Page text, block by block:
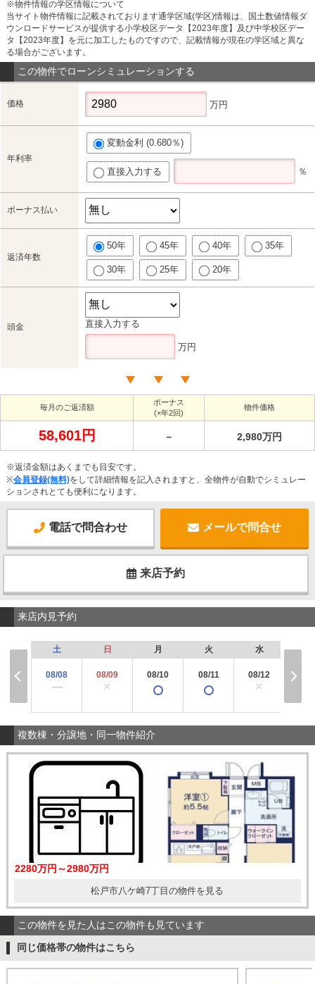
※物件情報の学区情報について
当サイト物件情報に記載されております通学区域(学区)情報は、国土数値情報ダ
ウンロードサービスが提供する小学校区データ【2023年度】及び中学校区デー
タ【2023年度】を元に加工したものですので、記載情報が現在の学区域と異な
る場合がございます。
この物件でローンシミュレーションする
価格 万円
年利率
変動金利 (0.680％)
直接入力する ％
ボーナス払い
返済年数
50年 45年 40年 35年
30年 25年 20年
頭金 直接入力する
万円
毎月のご返済額
ボーナス
(×年2回)
物件価格
58,601円 － 2,980万円
※返済金額はあくまでも目安です。
※会員登録(無料)をして詳細情報を記入されますと、全物件が自動でシミュレー
ションされとても便利になります。
電話で問合わせ メールで問合せ
来店予約
来店内見予約
土
08/08
ー
日
08/09
×
月
08/10
火
08/11
水
08/12
×
複数棟・分譲地・同一物件紹介
2280万円～2980万円
松戸市八ケ崎7丁目の物件を見る
この物件を見た人はこの物件も見ています
同じ価格帯の物件はこちら